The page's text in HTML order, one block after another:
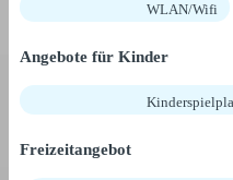
WLAN/Wifi
Angebote für Kinder
Freizeitangebot